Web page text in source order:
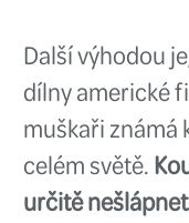
Cadet
hledá
naviják s
Určitě